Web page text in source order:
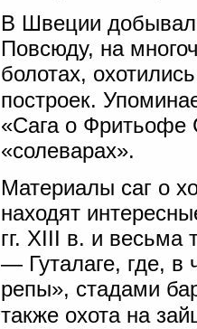
В Швеции
Повсюду, на
болотах,
построек.
«Сага о Фритьофе
«солеварах».
Материалы саг о
находят
гг. XIII в. и
— Гуталаге, где, в
репы», стадами
также охота на